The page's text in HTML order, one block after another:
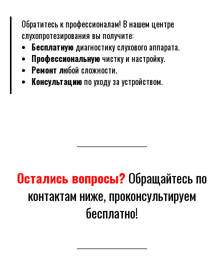
Обратитесь к профессионалам! В нашем центре
слухопротезирования вы получите:
Бесплатную диагностику слухового аппарата.
Профессиональную чистку и настройку.
Ремонт любой сложности.
Консультацию по уходу за устройством.
Остались вопросы? Обращайтесь по
контактам ниже, проконсультируем
бесплатно!